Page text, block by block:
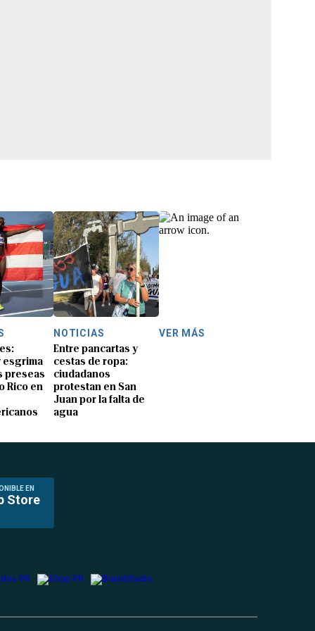
esgrima
preseas
Rico en
NOTICIAS
Entre pancartas y
cestas de ropa:
ciudadanos
protestan en San
Juan por la falta de
agua
VER MÁS
EN
Store